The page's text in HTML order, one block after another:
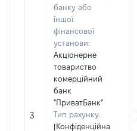
3
банку або
іншої
фінансової
установи:
Акціонерне
товариство
комерційний
банк
"ПриватБанк"
Тип рахунку:
[Конфіденційна